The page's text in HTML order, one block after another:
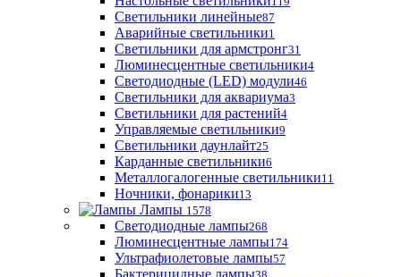
Светильники линейные87
Аварийные светильники1
Светильники для армстронг31
Люминесцентные светильники4
Светодиодные (LED) модули46
Светильники для аквариума3
Светильники для растений4
Управляемые светильники9
Светильники даунлайт25
Карданные светильники6
Металлогалогенные светильники11
Ночники, фонарики13
Лампы 1578
Светодиодные лампы268
Люминесцентные лампы174
Ультрафиолетовые лампы57
Бактерицидные лампы